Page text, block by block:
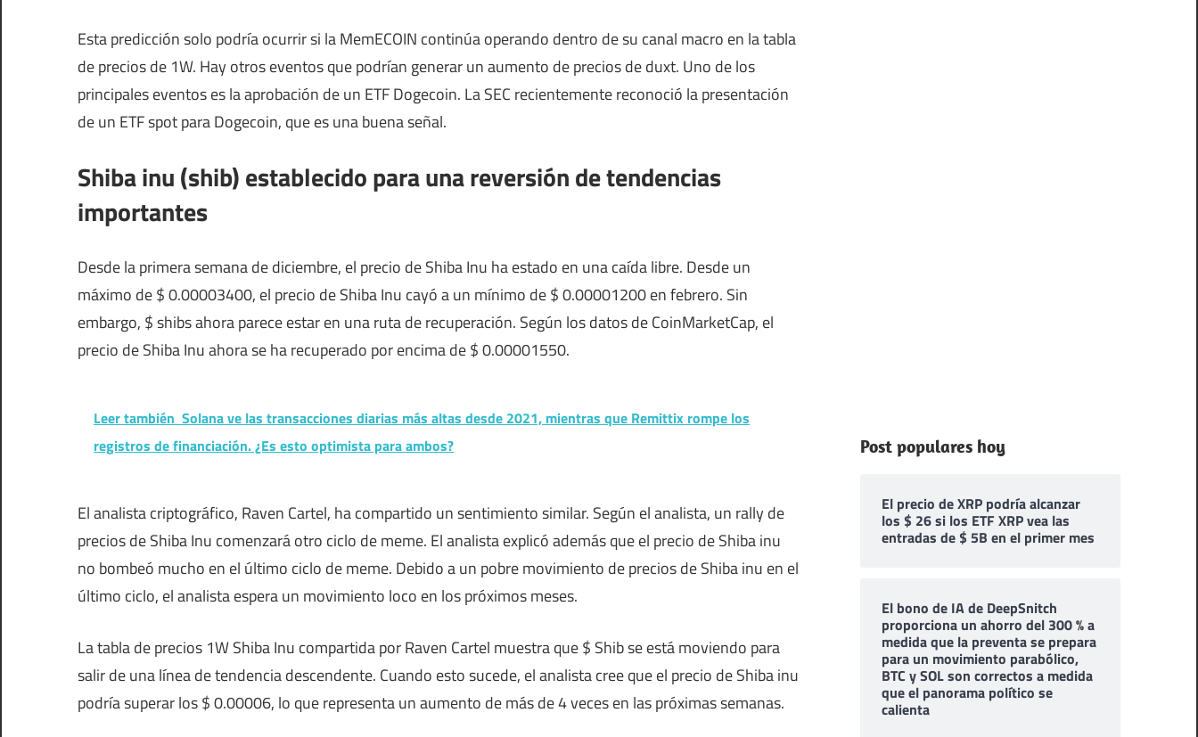
Esta predicción solo podría ocurrir si la MemECOIN continúa operando dentro de su canal macro en la tabla
de precios de 1W. Hay otros eventos que podrían generar un aumento de precios de duxt. Uno de los
principales eventos es la aprobación de un ETF Dogecoin. La SEC recientemente reconoció la presentación
de un ETF spot para Dogecoin, que es una buena señal.
Shiba inu (shib) establecido para una reversión de tendencias
importantes
Desde la primera semana de diciembre, el precio de Shiba Inu ha estado en una caída libre. Desde un
máximo de $ 0.00003400, el precio de Shiba Inu cayó a un mínimo de $ 0.00001200 en febrero. Sin
embargo, $ shibs ahora parece estar en una ruta de recuperación. Según los datos de CoinMarketCap, el
precio de Shiba Inu ahora se ha recuperado por encima de $ 0.00001550.
Leer también Solana ve las transacciones diarias más altas desde 2021, mientras que Remittix rompe los
registros de financiación. ¿Es esto optimista para ambos?
El analista criptográfico, Raven Cartel, ha compartido un sentimiento similar. Según el analista, un rally de
precios de Shiba Inu comenzará otro ciclo de meme. El analista explicó además que el precio de Shiba inu
no bombeó mucho en el último ciclo de meme. Debido a un pobre movimiento de precios de Shiba inu en el
último ciclo, el analista espera un movimiento loco en los próximos meses.
La tabla de precios 1W Shiba Inu compartida por Raven Cartel muestra que $ Shib se está moviendo para
salir de una línea de tendencia descendente. Cuando esto sucede, el analista cree que el precio de Shiba inu
podría superar los $ 0.00006, lo que representa un aumento de más de 4 veces en las próximas semanas.
Post populares hoy
El precio de XRP podría alcanzar
los $ 26 si los ETF XRP vea las
entradas de $ 5B en el primer mes
El bono de IA de DeepSnitch
proporciona un ahorro del 300 % a
medida que la preventa se prepara
para un movimiento parabólico,
BTC y SOL son correctos a medida
que el panorama político se
calienta